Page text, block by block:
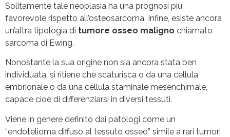
Solitamente tale neoplasia ha una prognosi più
favorevole rispetto all’osteosarcoma. Infine, esiste ancora
un’altra tipologia di tumore osseo maligno chiamato
sarcoma di Ewing.
Nonostante la sua origine non sia ancora stata ben
individuata, si ritiene che scaturisca o da una cellula
embrionale o da una cellula staminale mesenchimale,
capace cioè di differenziarsi in diversi tessuti.
Viene in genere definito dai patologi come un
“endotelioma diffuso al tessuto osseo” simile a rari tumori